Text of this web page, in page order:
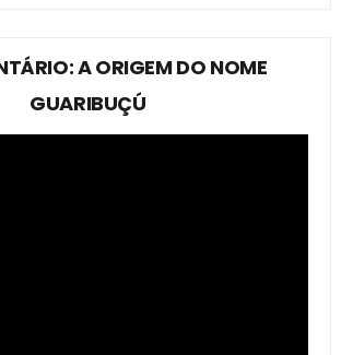
A ORIGEM DO NOME
GUARIBUÇÚ